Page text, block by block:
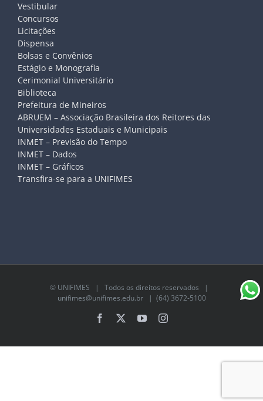
Vestibular
Concursos
Licitações
Dispensa
Bolsas e Convênios
Estágio e Monografia
Cerimonial Universitário
Biblioteca
Prefeitura de Mineiros
ABRUEM – Associação Brasileira dos Reitores das
Universidades Estaduais e Municipais
INMET – Previsão do Tempo
INMET – Dados
INMET – Gráficos
Transfira-se para a UNIFIMES
© UNIFIMES | Todos os direitos reservados |
unifimes@unifimes.edu.br| (64) 3672-5100
Facebook YouTubeInstagram